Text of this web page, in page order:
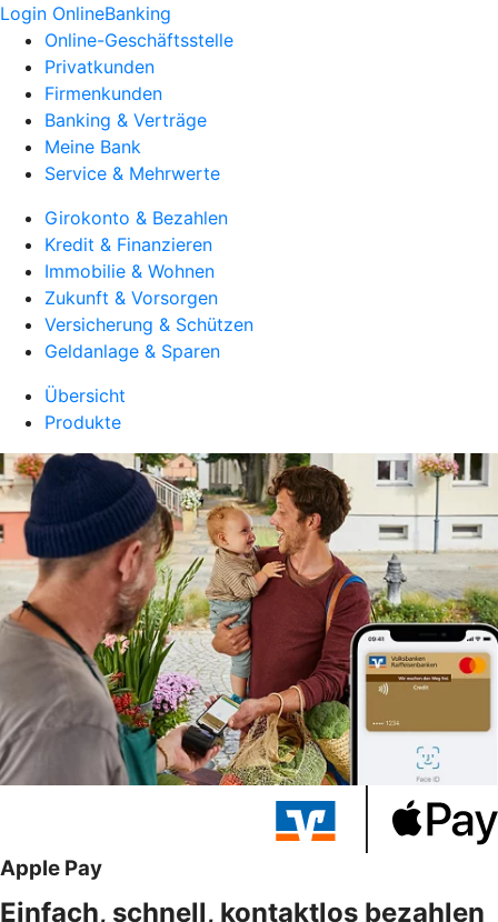
Login OnlineBanking
Online-Geschäftsstelle
Privatkunden
Firmenkunden
Banking & Verträge
Meine Bank
Service & Mehrwerte
Girokonto & Bezahlen
Kredit & Finanzieren
Immobilie & Wohnen
Zukunft & Vorsorgen
Versicherung & Schützen
Geldanlage & Sparen
Übersicht
Produkte
Apple Pay
Einfach, schnell, kontaktlos bezahlen